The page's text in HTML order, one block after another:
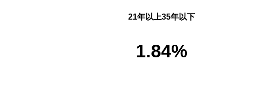
21年以上35年以下
1.84%